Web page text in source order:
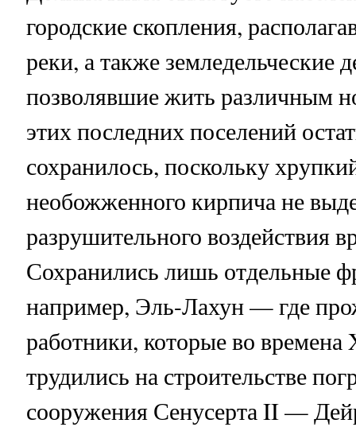
городские скопления,
реки, а также земледельческие
позволявшие жить различным
этих последних поселений
сохранилось, поскольку
необожженного кирпича не
разрушительного воздействия
Сохранились лишь отдельные
например, Эль-Лахун — где
работники, которые во времена
трудились на строительстве
сооружения Сенусерта II —